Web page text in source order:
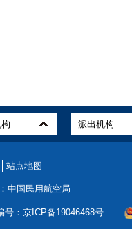
站点地图
中国民用航空局
号：京ICP备19046468号